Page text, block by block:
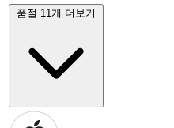
품절 11개 더보기